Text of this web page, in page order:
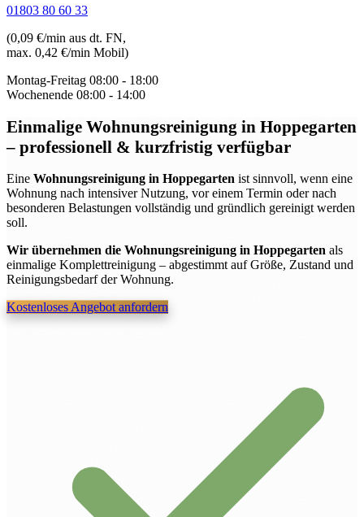
01803 80 60 33
(0,09 €/min aus dt. FN,
max. 0,42 €/min Mobil)
Montag-Freitag 08:00 - 18:00
Wochenende 08:00 - 14:00
Einmalige Wohnungsreinigung in Hoppegarten
– professionell & kurzfristig verfügbar
Eine Wohnungsreinigung in Hoppegarten ist sinnvoll, wenn eine
Wohnung nach intensiver Nutzung, vor einem Termin oder nach
besonderen Belastungen vollständig und gründlich gereinigt werden
soll.
Wir übernehmen die Wohnungsreinigung in Hoppegarten als
einmalige Komplettreinigung – abgestimmt auf Größe, Zustand und
Reinigungsbedarf der Wohnung.
Kostenloses Angebot anfordern